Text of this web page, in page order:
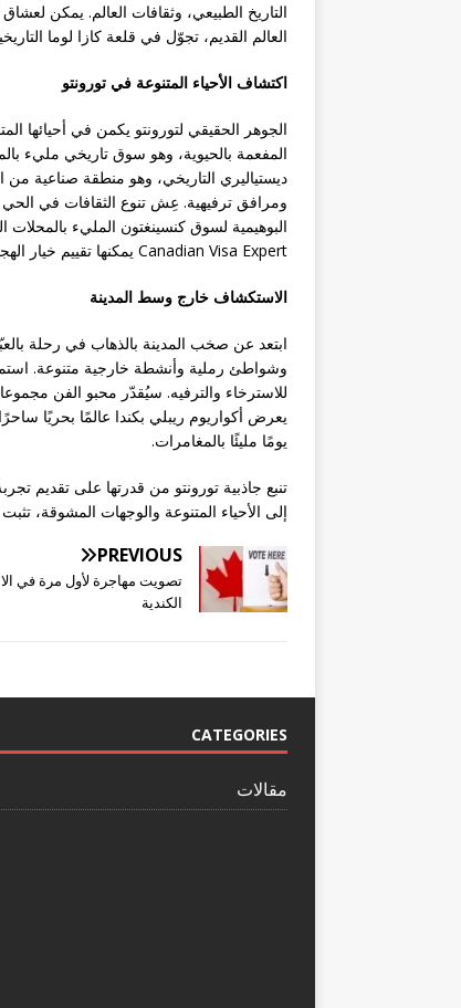
التاريخ الطبيعي، وثقافات العالم. يمكن
العالم القديم، تجوّل في قلعة كازا لوما
اكتشاف الأحياء المتنوعة في تورونتو
الجوهر الحقيقي لتورونتو يكمن في أحيائها
المفعمة بالحيوية، وهو سوق تاريخي مليء
ديستياليري التاريخي، وهو منطقة صناعية من
ومرافق ترفيهية. عِش تنوع الثقافات في الحي
البوهيمية لسوق كنسينغتون المليء بالمحلات
Canadian Visa Expert يمكنها تقييم خيار الهجرة الأفضل لك وتقديم التوجيه الصحيح.
الاستكشاف خارج وسط المدينة
ابتعد عن صخب المدينة بالذهاب في رحلة
للاسترخاء والترفيه. سيُقدّر محبو الفن
يومًا مليئًا بالمغامرات.
تنبع جاذبية تورونتو من قدرتها على تقديم
إلى الأحياء المتنوعة والوجهات المشوقة،
PREVIOUS
تصويت مهاجرة لأول مرة في
الكندية
CATEGORIES
مقالات